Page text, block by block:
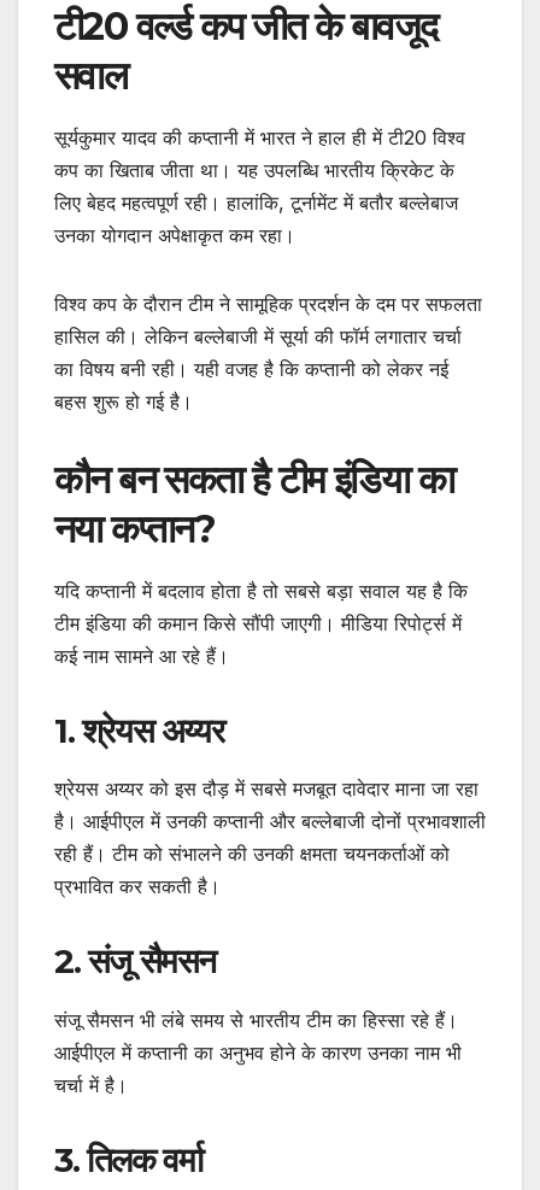
टी20 वर्ल्ड कप जीत के बावजूद
सवाल
सूर्यकुमार यादव की कप्तानी में भारत ने हाल ही में टी20 विश्व
कप का खिताब जीता था। यह उपलब्धि भारतीय क्रिकेट के
लिए बेहद महत्वपूर्ण रही। हालांकि, टूर्नामेंट में बतौर बल्लेबाज
उनका योगदान अपेक्षाकृत कम रहा।
विश्व कप के दौरान टीम ने सामूहिक प्रदर्शन के दम पर सफलता
हासिल की। लेकिन बल्लेबाजी में सूर्या की फॉर्म लगातार चर्चा
का विषय बनी रही। यही वजह है कि कप्तानी को लेकर नई
बहस शुरू हो गई है।
कौन बन सकता है टीम इंडिया का
नया कप्तान?
यदि कप्तानी में बदलाव होता है तो सबसे बड़ा सवाल यह है कि
टीम इंडिया की कमान किसे सौंपी जाएगी। मीडिया रिपोर्ट्स में
कई नाम सामने आ रहे हैं।
1. श्रेयस अय्यर
श्रेयस अय्यर को इस दौड़ में सबसे मजबूत दावेदार माना जा रहा
है। आईपीएल में उनकी कप्तानी और बल्लेबाजी दोनों प्रभावशाली
रही हैं। टीम को संभालने की उनकी क्षमता चयनकर्ताओं को
प्रभावित कर सकती है।
2. संजू सैमसन
संजू सैमसन भी लंबे समय से भारतीय टीम का हिस्सा रहे हैं।
आईपीएल में कप्तानी का अनुभव होने के कारण उनका नाम भी
चर्चा में है।
3. तिलक वर्मा